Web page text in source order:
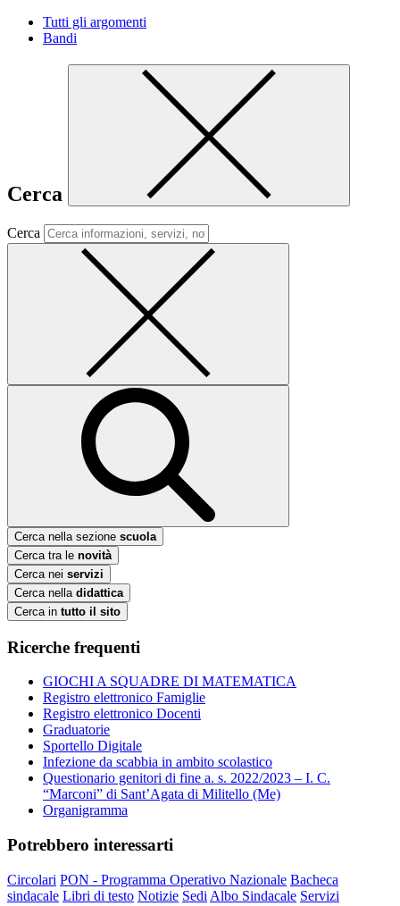
Tutti gli argomenti
Bandi
Cerca
Cerca
Cerca nella sezione scuola
Cerca tra le novità
Cerca nei servizi
Cerca nella didattica
Cerca in tutto il sito
Ricerche frequenti
GIOCHI A SQUADRE DI MATEMATICA
Registro elettronico Famiglie
Registro elettronico Docenti
Graduatorie
Sportello Digitale
Infezione da scabbia in ambito scolastico
Questionario genitori di fine a. s. 2022/2023 – I. C.
“Marconi” di Sant’Agata di Militello (Me)
Organigramma
Potrebbero interessarti
Circolari PON - Programma Operativo Nazionale Bacheca
sindacale Libri di testo Notizie Sedi Albo Sindacale Servizi